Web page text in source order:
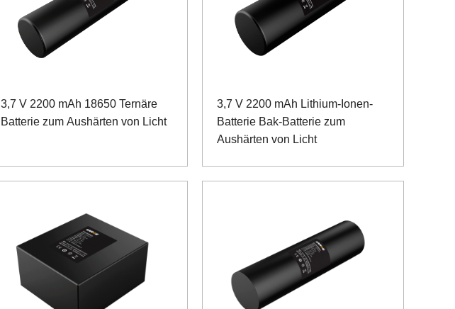
3,7 V 2200 mAh 18650 Ternäre
Batterie zum Aushärten von Licht
3,7 V 2200 mAh Lithium-Ionen-
Batterie Bak-Batterie zum
Aushärten von Licht